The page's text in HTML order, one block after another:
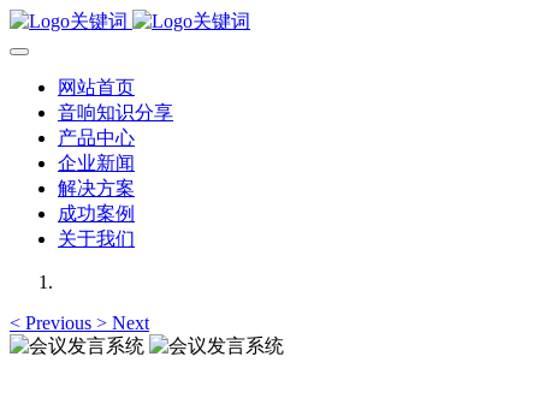
网站首页
音响知识分享
产品中心
企业新闻
解决方案
成功案例
关于我们
< Previous > Next